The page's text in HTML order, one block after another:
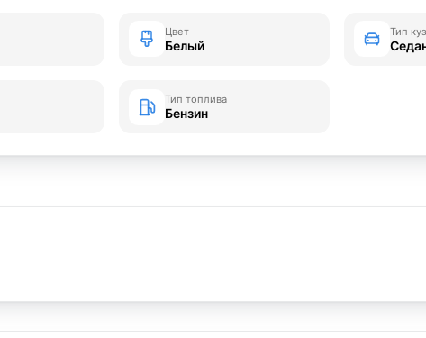
Цвет
Белый
Тип
Тип топлива
Бензин